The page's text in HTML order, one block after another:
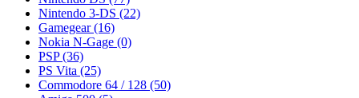
Nintendo 3-DS (22)
Gamegear(16)
Nokia N-Gage (0)
PSP(36)
PS Vita (25)
Commodore 64 / 128 (50)